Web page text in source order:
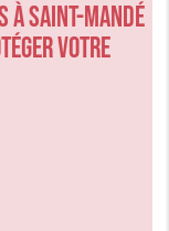
SAINT-MANDÉ
votre